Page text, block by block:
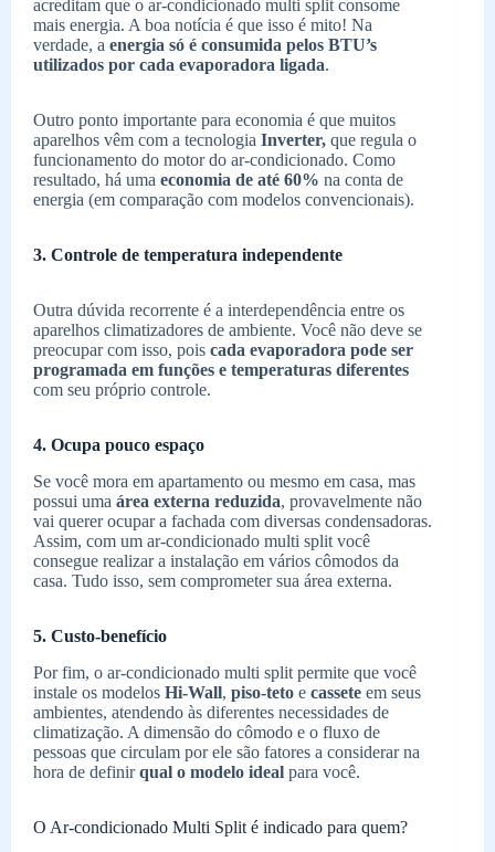
acreditam que o ar-condicionado multi split consome
mais energia. A boa notícia é que isso é mito! Na
verdade, a energia só é consumida pelos BTU’s
utilizados por cada evaporadora ligada.
Outro ponto importante para economia é que muitos
aparelhos vêm com a tecnologia Inverter, que regula o
funcionamento do motor do ar-condicionado. Como
resultado, há uma economia de até 60% na conta de
energia (em comparação com modelos convencionais).
3. Controle de temperatura independente
Outra dúvida recorrente é a interdependência entre os
aparelhos climatizadores de ambiente. Você não deve se
preocupar com isso, pois cada evaporadora pode ser
programada em funções e temperaturas diferentes
com seu próprio controle.
4. Ocupa pouco espaço
Se você mora em apartamento ou mesmo em casa, mas
possui uma área externa reduzida, provavelmente não
vai querer ocupar a fachada com diversas condensadoras.
Assim, com um ar-condicionado multi split você
consegue realizar a instalação em vários cômodos da
casa. Tudo isso, sem comprometer sua área externa.
5. Custo-benefício
Por fim, o ar-condicionado multi split permite que você
instale os modelos Hi-Wall, piso-teto e cassete em seus
ambientes, atendendo às diferentes necessidades de
climatização. A dimensão do cômodo e o fluxo de
pessoas que circulam por ele são fatores a considerar na
hora de definirqual o modelo ideal para você.
O Ar-condicionado Multi Split é indicado para quem?